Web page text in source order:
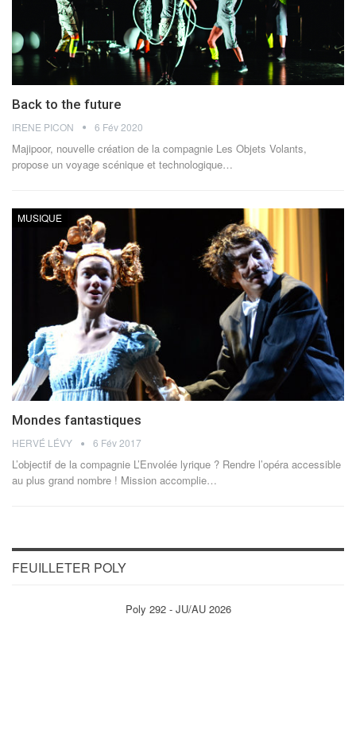
Back to the future
IRENE PICON 6 Fév 2020
Majipoor, nouvelle création de la compagnie Les Objets Volants,
propose un voyage scénique et technologique…
MUSIQUE
Mondes fantastiques
HERVÉ LÉVY 6 Fév 2017
L’objectif de la compagnie L’Envolée lyrique ? Rendre l’opéra accessible
au plus grand nombre ! Mission accomplie…
FEUILLETER POLY
Poly 292 - JU/AU 2026